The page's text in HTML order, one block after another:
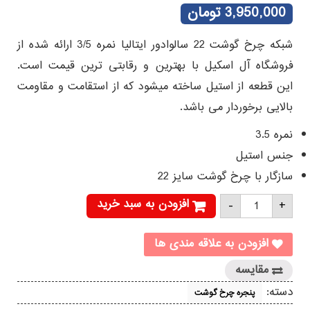
3,950,000تومان
شبکه چرخ گوشت 22 سالوادور ایتالیا نمره 3/5 ارائه شده از
فروشگاه آل اسکیل با بهترین و رقابتی ترین قیمت است.
این قطعه از استیل ساخته میشود که از استقامت و مقاومت
بالایی برخوردار می باشد.
نمره 3.5
جنس استیل
سازگار با چرخ گوشت سایز 22
- شبکه
چرخ
گوشت
22
سالوادور
ایتالیا
نمره
3/5
عدد
+
افزودن به سبد خرید
افزودن به علاقه مندی ها
مقایسه
دسته:
پنجره چرخ گوشت